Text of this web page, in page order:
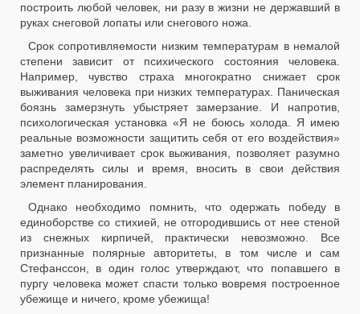
построить любой человек, ни разу в жизни не державший в
руках снеговой лопаты или снегового ножа.
Срок сопротивляемости низким температурам в немалой
степени зависит от психического состояния человека.
Например, чувство страха многократно снижает срок
выживания человека при низких температурах. Паническая
боязнь замерзнуть убыстряет замерзание. И напротив,
психологическая установка «Я не боюсь холода. Я имею
реальные возможности защитить себя от его воздействия»
заметно увеличивает срок выживания, позволяет разумно
распределять силы и время, вносить в свои действия
элемент планирования.
Однако необходимо помнить, что одержать победу в
единоборстве со стихией, не отгородившись от нее стеной
из снежных кирпичей, практически невозможно. Все
признанные полярные авторитеты, в том числе и сам
Стефанссон, в один голос утверждают, что попавшего в
пургу человека может спасти только вовремя построенное
убежище и ничего, кроме убежища!